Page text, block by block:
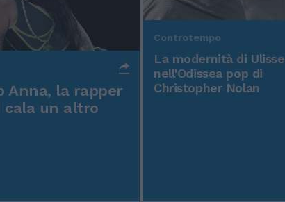
Anna, la rapper
cala un altro
Controtempo
La modernità di Ulisse
nell'Odissea pop di
Christopher Nolan